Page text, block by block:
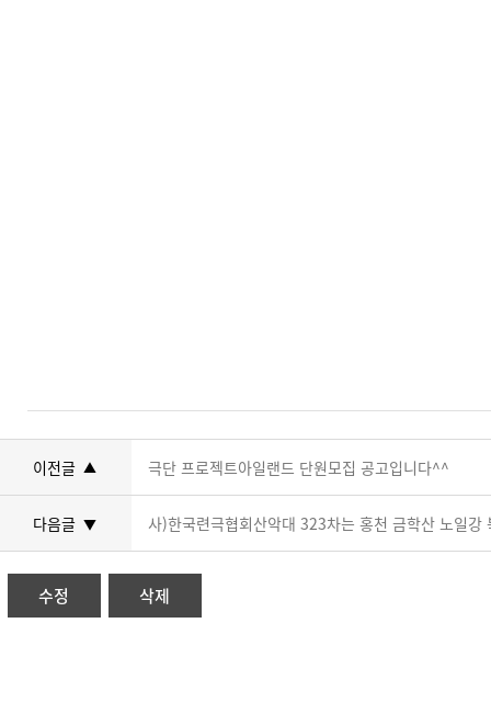
이전글 ▲ 극단 프로젝트아일랜드 단원모집 공고입니다^^
다음글 ▼ 사)한국련극협회산악대 323차는 홍천 금학산 노일
수정 삭제